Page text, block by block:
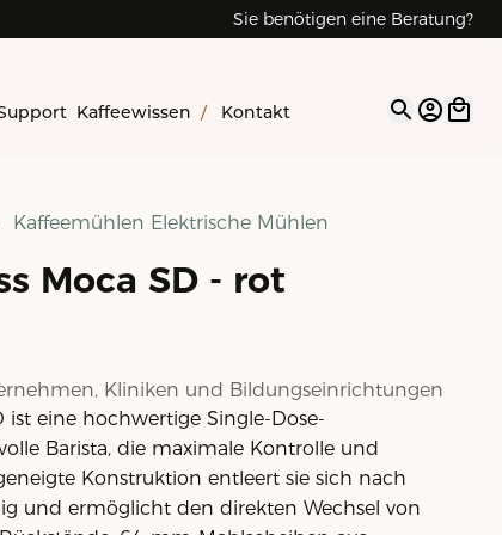
Sie benötigen eine Beratung?
Reparaturen & Service
Kaffeewissen / Kontakt Open
Kaffeemühlen Elektrische Mühlen
Moca SD - rot
Kliniken und Bildungseinrichtungen
ist eine hochwertige Single-Dose-
Barista, die maximale Kontrolle und
Konstruktion entleert sie sich nach
und ermöglicht den direkten Wechsel von